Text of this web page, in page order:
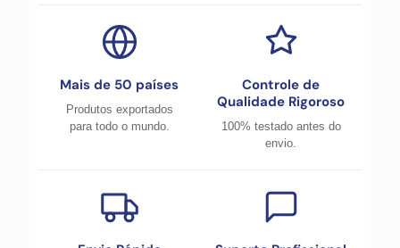
Mais de 50 países
Produtos exportados
para todo o mundo.
Controle de
Qualidade Rigoroso
100% testado antes do
envio.